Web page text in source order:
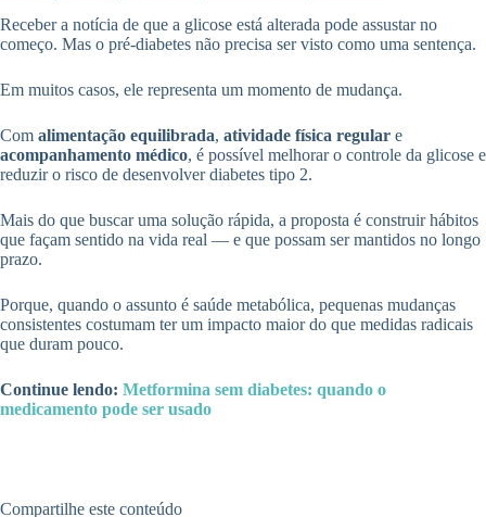
Receber a notícia de que a glicose está alterada pode assustar no
começo. Mas o pré-diabetes não precisa ser visto como uma sentença.
Em muitos casos, ele representa um momento de mudança.
Com alimentação equilibrada, atividade física regular e
acompanhamento médico, é possível melhorar o controle da glicose e
reduzir o risco de desenvolver diabetes tipo 2.
Mais do que buscar uma solução rápida, a proposta é construir hábitos
que façam sentido na vida real — e que possam ser mantidos no longo
prazo.
Porque, quando o assunto é saúde metabólica, pequenas mudanças
consistentes costumam ter um impacto maior do que medidas radicais
que duram pouco.
Continue lendo: Metformina sem diabetes: quando o
medicamento pode ser usado
Compartilhe este conteúdo